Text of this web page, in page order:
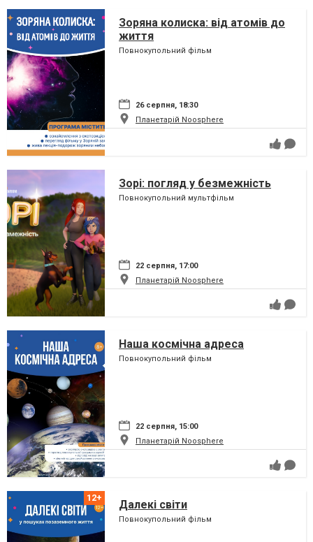
Зоряна колиска: від атомів до
життя
Повнокупольний фільм
26 серпня, 18:30
Планетарій Noosphere
Зорі: погляд у безмежність
Повнокупольний мультфільм
22 серпня, 17:00
Планетарій Noosphere
Наша космічна адреса
Повнокупольний фільм
22 серпня, 15:00
Планетарій Noosphere
Далекі світи
Повнокупольний фільм